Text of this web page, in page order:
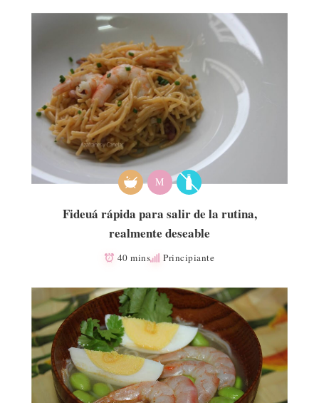
M
Fideuá rápida para salir de la rutina,
realmente deseable
40 mins Principiante